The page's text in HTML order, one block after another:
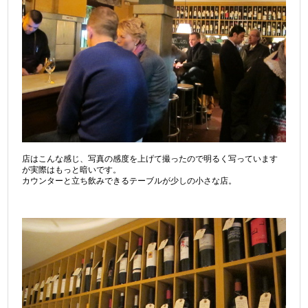
店はこんな感じ、写真の感度を上げて撮ったので明るく写っています
が実際はもっと暗いです。
カウンターと立ち飲みできるテーブルが少しの小さな店。